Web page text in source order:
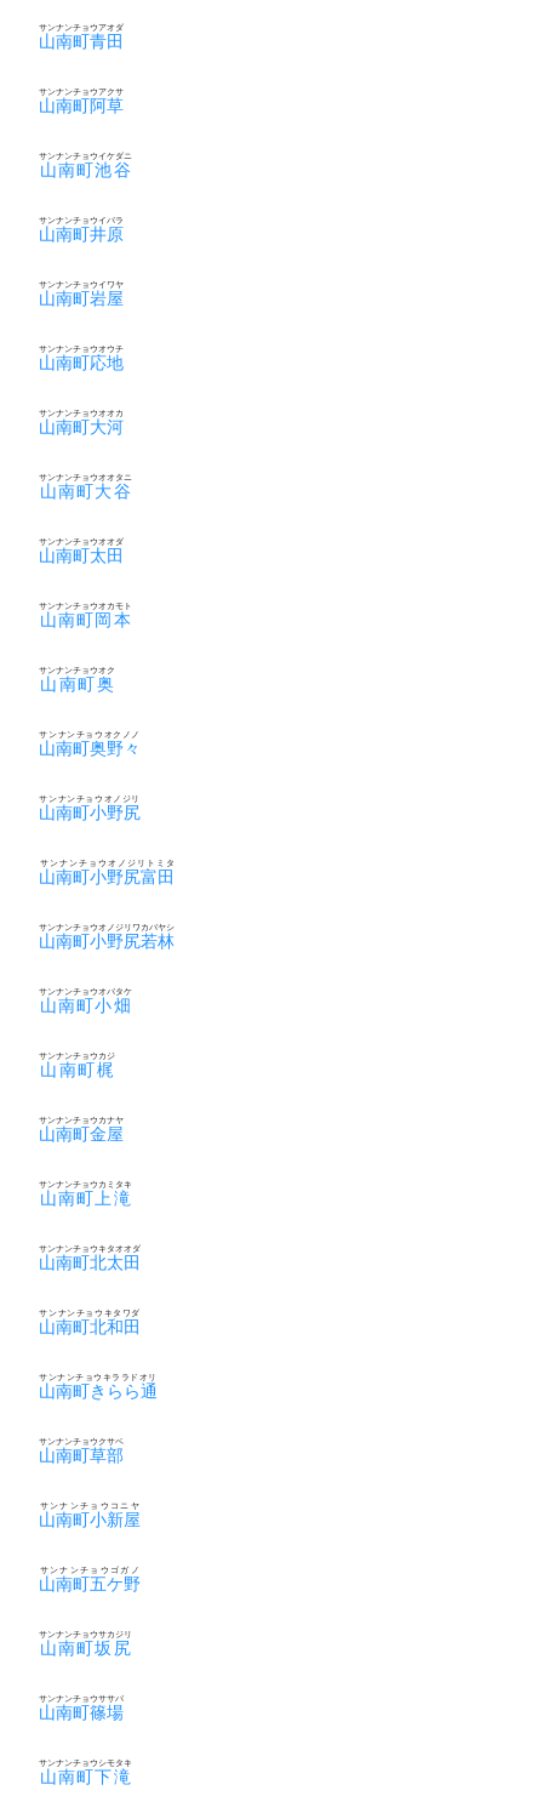
山南町青田
サンナンチョウアオダ
山南町阿草
サンナンチョウアクサ
山南町池谷
サンナンチョウイケダニ
山南町井原
サンナンチョウイバラ
山南町岩屋
サンナンチョウイワヤ
山南町応地
サンナンチョウオウチ
山南町大河
サンナンチョウオオカ
山南町大谷
サンナンチョウオオタニ
山南町太田
サンナンチョウオオダ
山南町岡本
サンナンチョウオカモト
山南町奥
サンナンチョウオク
山南町奥野々
サンナンチョウオクノノ
山南町小野尻
サンナンチョウオノジリ
山南町小野尻富田
サンナンチョウオノジリトミタ
山南町小野尻若林
サンナンチョウオノジリワカバヤシ
山南町小畑
サンナンチョウオバタケ
山南町梶
サンナンチョウカジ
山南町金屋
サンナンチョウカナヤ
山南町上滝
サンナンチョウカミタキ
山南町北太田
サンナンチョウキタオオダ
山南町北和田
サンナンチョウキタワダ
山南町きらら通
サンナンチョウキララドオリ
山南町草部
サンナンチョウクサベ
山南町小新屋
サンナンチョウコニヤ
山南町五ケ野
サンナンチョウゴガノ
山南町坂尻
サンナンチョウサカジリ
山南町篠場
サンナンチョウササバ
山南町下滝
サンナンチョウシモタキ